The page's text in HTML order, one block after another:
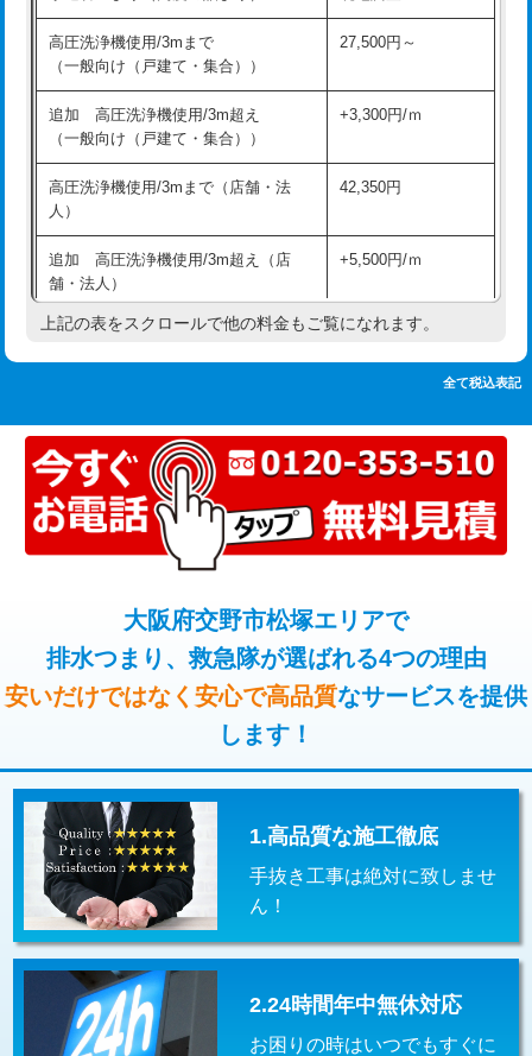
追加人工 16,500円
廃棄・処分 現場見積
※給水管工事は20mmまでの価格です。
持込商品取付（混合水栓）
持込商品取付（浄水器・分岐水栓） 16,500円
業）
排水管工事（追加 排水管工事/3ｍ超
え）
マス交換（土の掘削・埋め戻し作業） 11,000円~
マス交換（深さ50㎝以上） 66,000円
コンクリート斫り（厚さ10㎝まで） 27,500円
コンクリート斫り（厚さ10㎝超え） 38,500円
モルタル補修（厚さ10㎝まで） 27,500円
モルタル補修（厚さ10㎝超え） 38,500円
追加人工 16,500円
高圧洗浄機使用/3mまで
（一般向け（戸建て・集合））
27,500円～
追加 高圧洗浄機使用/3m超え
（一般向け（戸建て・集合））
+3,300円/ｍ
高圧洗浄機使用/3mまで（店舗・法
人）
42,350円
追加 高圧洗浄機使用/3m超え（店
舗・法人）
+5,500円/ｍ
高度高圧洗浄換 現地調査
トーラー機使用/3mまで 33,000円
追加トーラー機使用/3m超え +3,300円
カメラ調査 33,000円
止水・漏水調査・防水処理・清掃・修
理・調整・分解・加工など（軽作業）
11,000円
止水・漏水調査・防水処理・清掃・修
理・調整・分解・加工など（中作業）
22,000円
止水・漏水調査・防水処理・清掃・修
理・調整・分解・加工など（重作業）
33,000円
その他部品の脱着 8,800円～
交換・取付（タンク） 22,000円+材料費
交換・取付(単水栓（壁付・デッキ
式）)
13,200円+材料費
交換・取付(混合水栓（壁付・デッキ
式・ワンホール）)
16,500円+材料費
上記の表をスクロールで他の料金もご覧になれます。
全て税込表記
大阪府交野市松塚エリアで
排水つまり、救急隊が選ばれる4つの理由
安いだけではなく安心で高品質なサービスを提供
します！
1.高品質な施工徹底
手抜き工事は絶対に致しませ
ん！
2.24時間年中無休対応
お困りの時はいつでもすぐに